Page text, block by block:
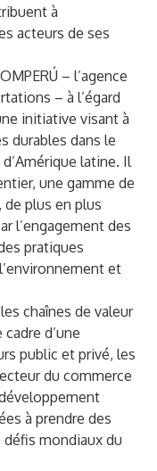
à
acteurs de ses
– l’agence
– à l’égard
initiative visant à
durables dans le
latine. Il
une gamme de
plus en plus
l’engagement des
pratiques
et
chaînes de valeur
d’une
public et privé, les
du commerce
à prendre des
mondiaux du